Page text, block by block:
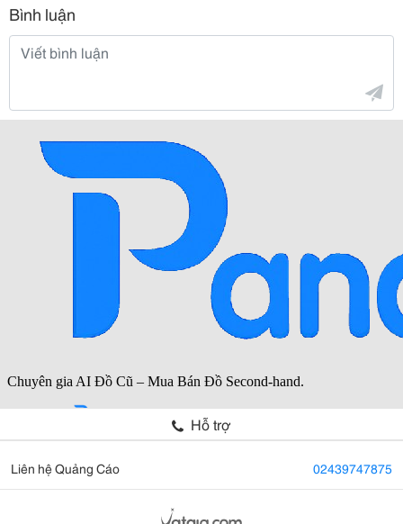
Bình luận
Hỗ trợ
Liên hệ Quảng Cáo 02439747875